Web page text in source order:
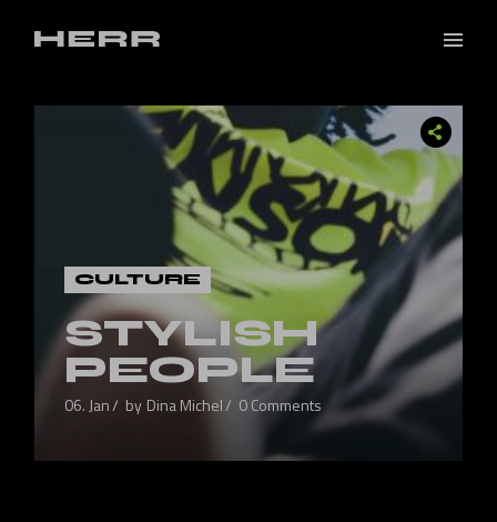
CULTURE
STYLISH
PEOPLE
06. Jan by Dina Michel 0 Comments